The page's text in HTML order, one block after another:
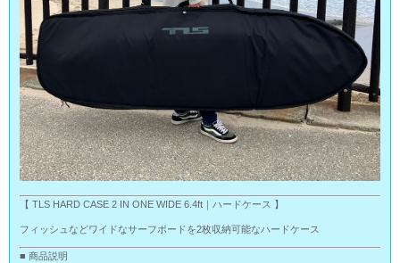
【 TLS HARD CASE 2 IN ONE WIDE 6.4ft｜ハードケース 】
フィッシュなどワイドなサーフボードを2枚収納可能なハードケース
■ 商品説明